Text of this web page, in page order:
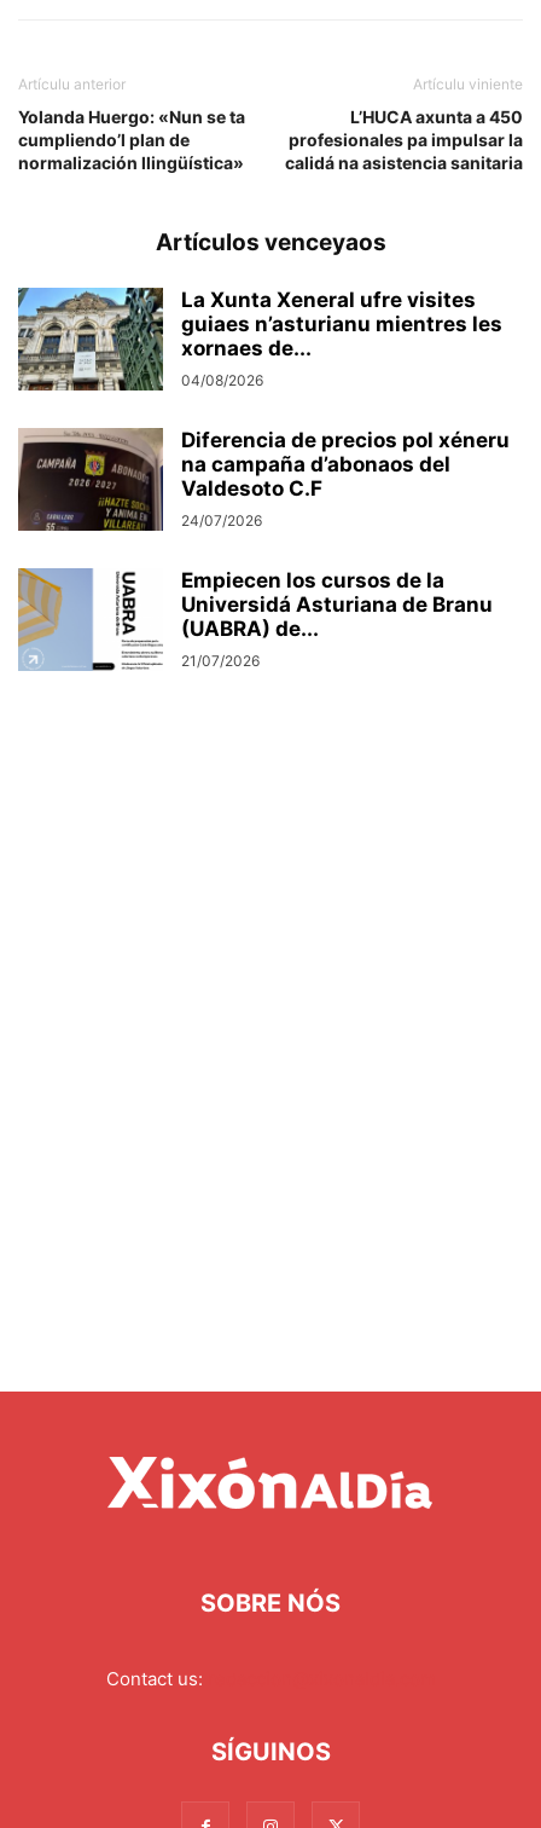
Artículu anterior
Yolanda Huergo: «Nun se ta
cumpliendo’l plan de
normalización llingüística»
Artículu viniente
L’HUCA axunta a 450
profesionales pa impulsar la
calidá na asistencia sanitaria
Artículos venceyaos
La Xunta Xeneral ufre visites
guiaes n’asturianu mientres les
xornaes de...
04/08/2026
Diferencia de precios pol xéneru
na campaña d’abonaos del
Valdesoto C.F
24/07/2026
Empiecen los cursos de la
Universidá Asturiana de Branu
(UABRA) de...
21/07/2026
SOBRE NÓS
Contact us:
SÍGUINOS